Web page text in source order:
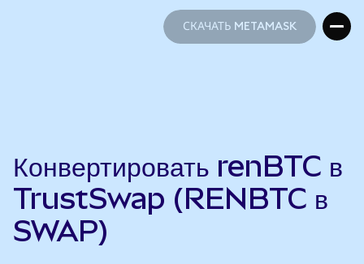
СКАЧАТЬ METAMASK
Конвертировать renBTC в
TrustSwap (RENBTC в
SWAP)